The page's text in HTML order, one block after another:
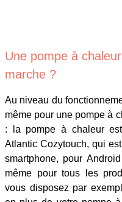
Une pompe à
marche ?
Au niveau du
même pour une pompe à
: la pompe à chaleur
Atlantic Cozytouch, qui
smartphone, pour
même pour tous les
vous disposez par